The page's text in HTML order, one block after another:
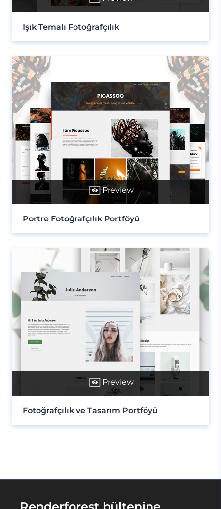
Işık Temalı Fotoğrafçılık
Preview
Portre Fotoğrafçılık Portföyü
Preview
Fotoğrafçılık ve Tasarım Portföyü